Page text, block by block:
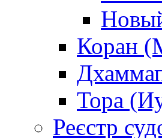
Коран
Тора
Реєстр